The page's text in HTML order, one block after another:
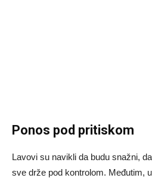
Ponos pod pritiskom
Lavovi su navikli da budu snažni,
sve drže pod kontrolom. Međutim,